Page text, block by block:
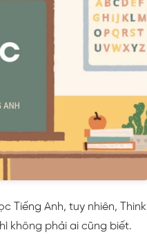
Tiếng Anh, tuy nhiên, Think
không phải ai cũng biết.